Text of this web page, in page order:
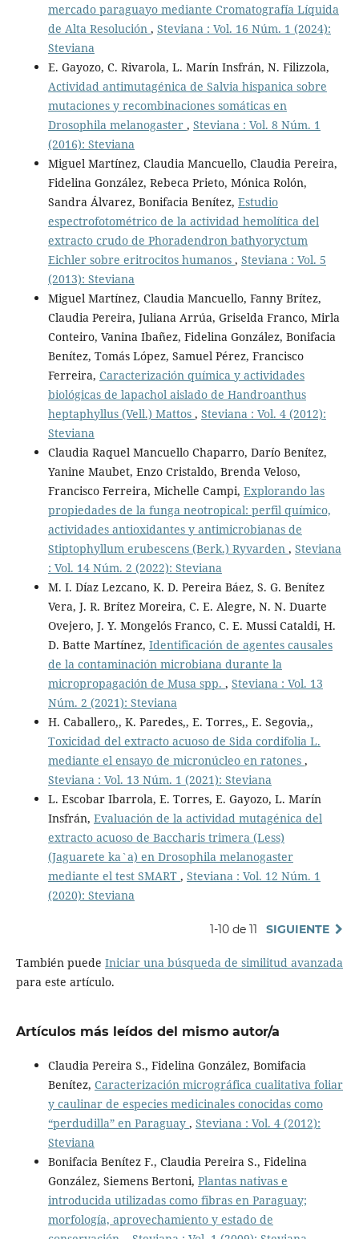
mercado paraguayo mediante Cromatografía Líquida
de Alta Resolución , Steviana : Vol. 16 Núm. 1 (2024):
Steviana
E. Gayozo, C. Rivarola, L. Marín Insfrán, N. Filizzola,
Actividad antimutagénica de Salvia hispanica sobre
mutaciones y recombinaciones somáticas en
Drosophila melanogaster , Steviana : Vol. 8 Núm. 1
(2016): Steviana
Miguel Martínez, Claudia Mancuello, Claudia Pereira,
Fidelina González, Rebeca Prieto, Mónica Rolón,
Sandra Álvarez, Bonifacia Benítez, Estudio
espectrofotométrico de la actividad hemolítica del
extracto crudo de Phoradendron bathyoryctum
Eichler sobre eritrocitos humanos , Steviana : Vol. 5
(2013): Steviana
Miguel Martínez, Claudia Mancuello, Fanny Brítez,
Claudia Pereira, Juliana Arrúa, Griselda Franco, Mirla
Conteiro, Vanina Ibañez, Fidelina González, Bonifacia
Benítez, Tomás López, Samuel Pérez, Francisco
Ferreira, Caracterización química y actividades
biológicas de lapachol aislado de Handroanthus
heptaphyllus (Vell.) Mattos , Steviana : Vol. 4 (2012):
Steviana
Claudia Raquel Mancuello Chaparro, Darío Benítez,
Yanine Maubet, Enzo Cristaldo, Brenda Veloso,
Francisco Ferreira, Michelle Campi, Explorando las
propiedades de la funga neotropical: perfil químico,
actividades antioxidantes y antimicrobianas de
Stiptophyllum erubescens (Berk.) Ryvarden , Steviana
: Vol. 14 Núm. 2 (2022): Steviana
M. I. Díaz Lezcano, K. D. Pereira Báez, S. G. Benítez
Vera, J. R. Brítez Moreira, C. E. Alegre, N. N. Duarte
Ovejero, J. Y. Mongelós Franco, C. E. Mussi Cataldi, H.
D. Batte Martínez, Identificación de agentes causales
de la contaminación microbiana durante la
micropropagación de Musa spp. , Steviana : Vol. 13
Núm. 2 (2021): Steviana
H. Caballero,, K. Paredes,, E. Torres,, E. Segovia,,
Toxicidad del extracto acuoso de Sida cordifolia L.
mediante el ensayo de micronúcleo en ratones ,
Steviana : Vol. 13 Núm. 1 (2021): Steviana
L. Escobar Ibarrola, E. Torres, E. Gayozo, L. Marín
Insfrán, Evaluación de la actividad mutagénica del
extracto acuoso de Baccharis trimera (Less)
(Jaguarete ka`a) en Drosophila melanogaster
mediante el test SMART , Steviana : Vol. 12 Núm. 1
(2020): Steviana
1-10 de 11 SIGUIENTE
También puede Iniciar una búsqueda de similitud avanzada
para este artículo.
Artículos más leídos del mismo autor/a
Claudia Pereira S., Fidelina González, Bomifacia
Benítez, Caracterización micrográfica cualitativa foliar
y caulinar de especies medicinales conocidas como
“perdudilla” en Paraguay , Steviana : Vol. 4 (2012):
Steviana
Bonifacia Benítez F., Claudia Pereira S., Fidelina
González, Siemens Bertoni, Plantas nativas e
introducida utilizadas como fibras en Paraguay;
morfología, aprovechamiento y estado de